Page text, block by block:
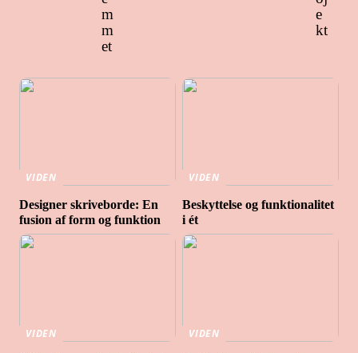
m
m
et
e
kt
VIDEN
Designer skriveborde: En
fusion af form og funktion
VIDEN
Beskyttelse og funktionalitet
i ét
VIDEN VIDEN